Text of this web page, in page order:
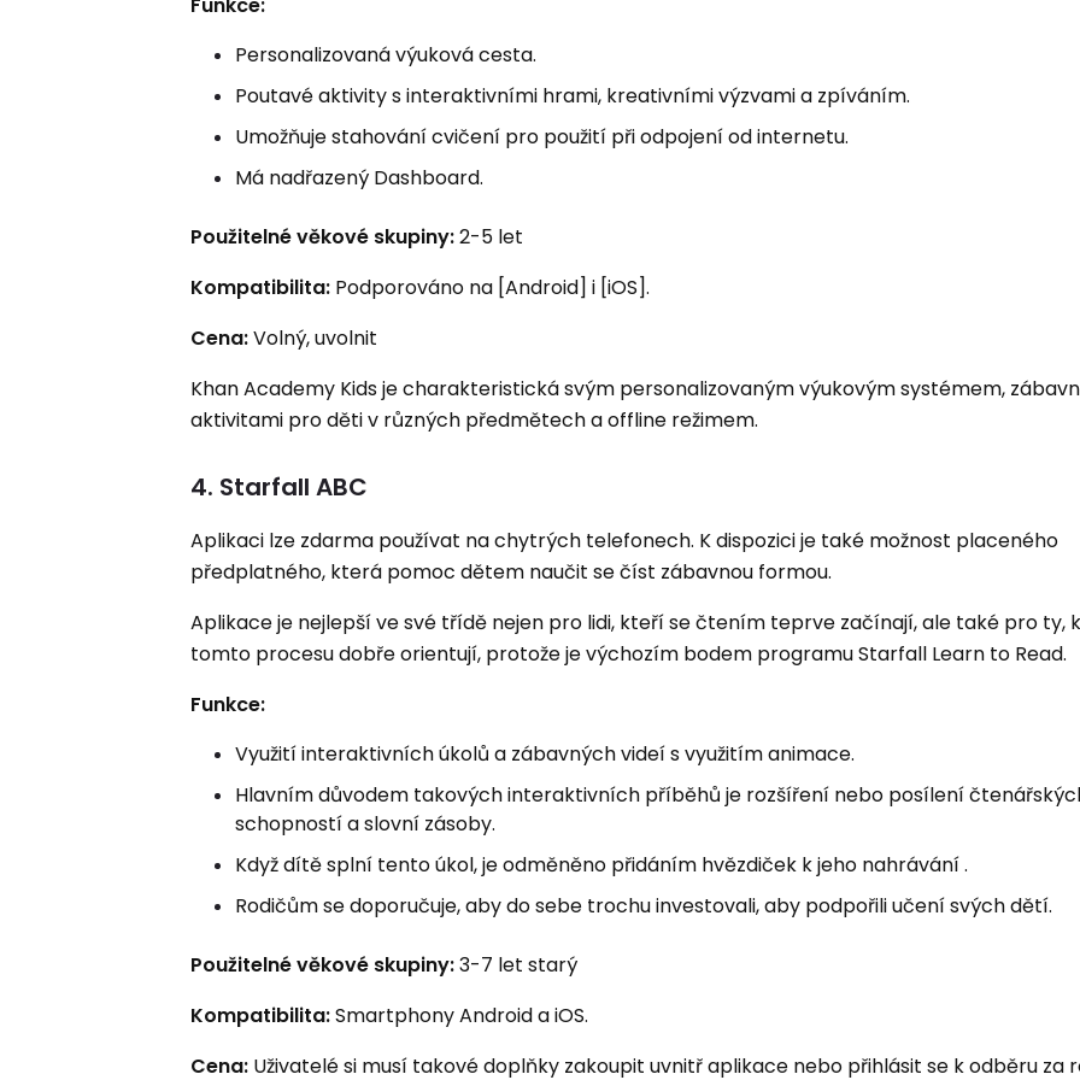
Personalizovaná výuková cesta.
Poutavé aktivity s interaktivními hrami, kreativními výzvami a zpíváním.
Umožňuje stahování cvičení pro použití při odpojení od internetu.
Má nadřazený Dashboard.
Použitelné věkové skupiny:2-5 let
Kompatibilita: Podporováno na [Android] i [iOS].
Cena:Volný, uvolnit
Khan Academy Kids je charakteristická svým personalizovaným výukovým systémem,
aktivitami pro děti v různých předmětech a offline režimem.
4. Starfall ABC
Aplikaci lze zdarma používat na chytrých telefonech. K dispozici je také možnost placeného
předplatného, ​​která pomoc dětem naučit se číst zábavnou formou.
Aplikace je nejlepší ve své třídě nejen pro lidi, kteří se čtením teprve začínají, ale také pro ty,
tomto procesu dobře orientují, protože je výchozím bodem programu Starfall Learn to Read.
Funkce:
Využití interaktivních úkolů a zábavných videí s využitím animace.
Hlavním důvodem takových interaktivních příběhů je rozšíření nebo posílení
schopností a slovní zásoby.
Když dítě splní tento úkol, je odměněno přidáním hvězdiček k jeho nahrávání .
Rodičům se doporučuje, aby do sebe trochu investovali, aby podpořili učení svých dětí.
Použitelné věkové skupiny:3-7 let starý
Kompatibilita:Smartphony Android a iOS.
Cena: Uživatelé si musí takové doplňky zakoupit uvnitř aplikace nebo přihlásit se k odběru za